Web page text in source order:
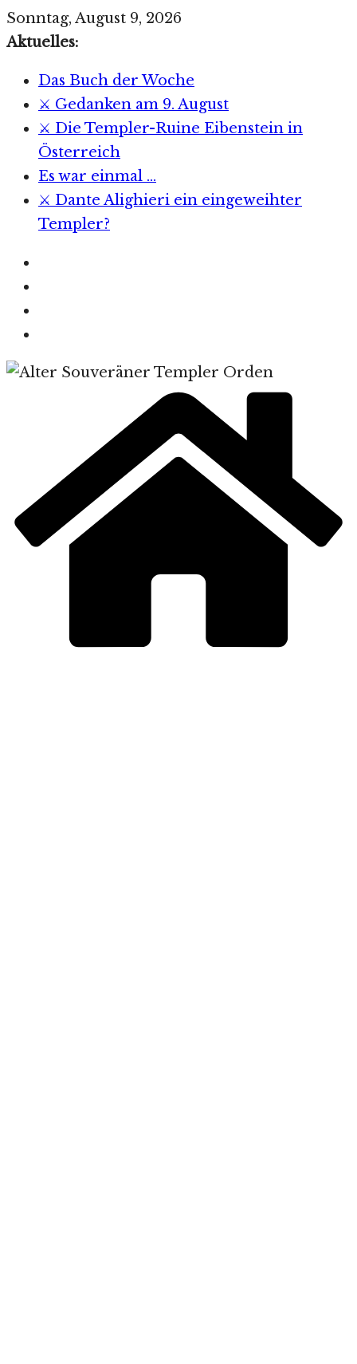
Zum
Inhalt
Sonntag, August 9, 2026
Aktuelles:
Das Buch der Woche
⚔️ Gedanken am 9. August
⚔️ Die Templer-Ruine Eibenstein in
Österreich
Es war einmal …
⚔️ Dante Alighieri ein eingeweihter
Templer?